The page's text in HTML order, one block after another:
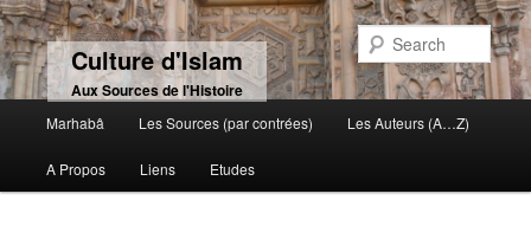
Culture d'Islam
Aux Sources de l'Histoire
Skip to primary content
Skip to secondary content
Marhabâ Les Sources (par contrées) Les Auteurs (A…Z)
A Propos Liens Etudes